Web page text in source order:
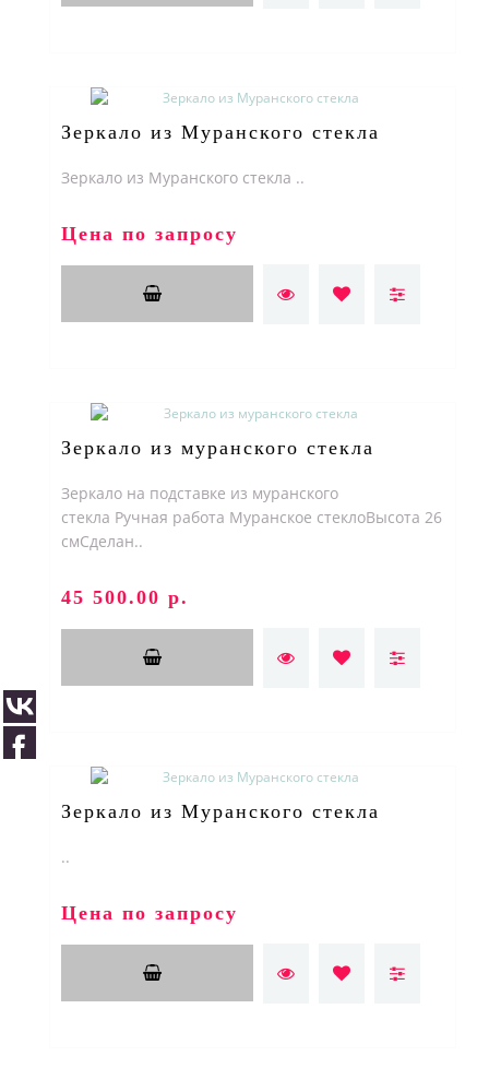
Зеркало из Муранского стекла
Зеркало из Муранского стекла ..
Цена по запросу
Зеркало из муранского стекла
Зеркало на подставке из муранского
стекла Ручная работа Муранское стеклоВысота 26
смСделан..
45 500.00 р.
Зеркало из Муранского стекла
..
Цена по запросу